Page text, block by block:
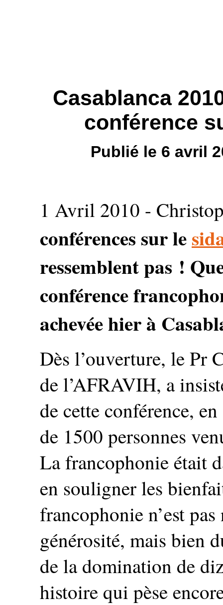
Casablanca
conférence
Publié le 6 avril
1 Avril 2010 -
conférences sur le
ressemblent pas !
conférence
achevée hier à
Dès l’ouverture, le Pr
de l’AFRAVIH, a
de cette conférence,
de 1500 personnes
La francophonie était
en souligner les
francophonie n’est
générosité, mais bien
de la domination de
histoire qui pèse